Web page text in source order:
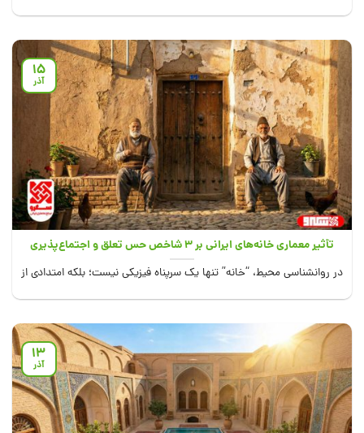
تأثیر معماری خانه‌های ایرانی بر ۳ شاخص حس تعلق و اجتماع‌پذیری
در روانشناسی محیط، “خانه” تنها یک سرپناه فیزیکی نیست؛ بلکه امتدادی از
15
آذر
13
آذر